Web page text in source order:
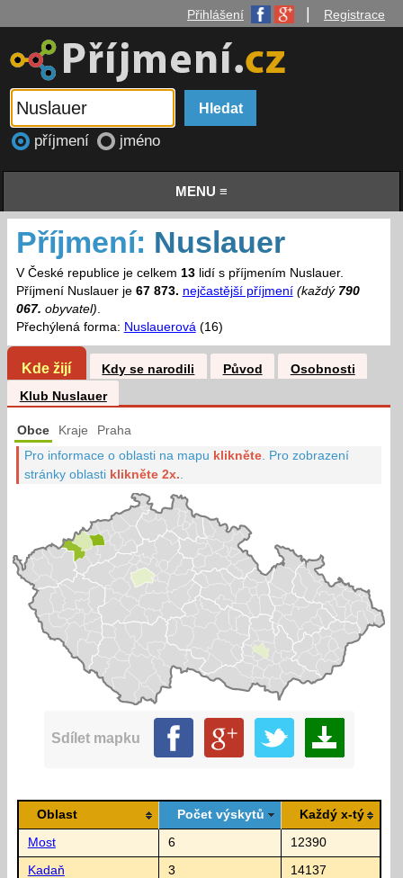
Přihlášení Registrace
příjmení jméno
MENU ≡
Příjmení: Nuslauer
V České republice je celkem 13lidí s příjmením Nuslauer.
Příjmení Nuslauer je 67 873. nejčastější příjmení (každý 790
067. obyvatel).
Přechýlená forma: Nuslauerová(16)
Kde žijí Kdy se narodili Původ
Osobnosti
Klub Nuslauer
Obce Kraje Praha
Pro informace o oblasti na mapu klikněte Pro zobrazení
stránky oblasti klikněte 2x.
Sdílet mapku
Oblast Počet výskytů Každý x-tý
Most 6 12390
Kadaň 3 14137